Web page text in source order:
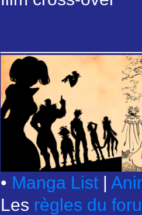
• Manga List |
Les règles du